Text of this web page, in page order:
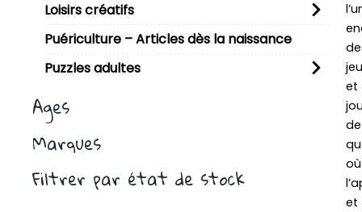
Loisirs créatifs
Puériculture – Articles dès la naissance
Puzzles adultes
Ages
Marques
Filtrer par état de stock
et
de
où
et